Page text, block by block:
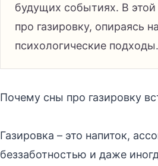
будущих событиях. В
про газировку, опираясь
психологические подходы.
Почему сны про газировку
Газировка – это напиток,
беззаботностью и даже